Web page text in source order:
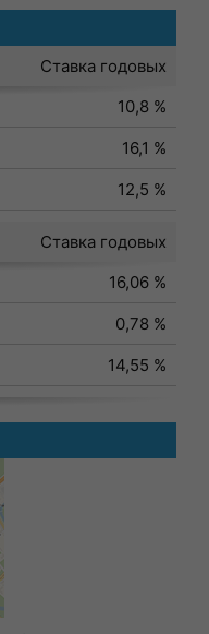
Ставка годовых
10,8 %
16,1 %
12,5 %
Ставка годовых
16,06 %
0,78 %
14,55 %